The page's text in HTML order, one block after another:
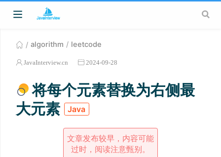
algorithm leetcode
JavaInterview.cn 2024-09-28
将每个元素替换为右侧最
大元素
Java
文章发布较早，内容可能
过时，阅读注意甄别。